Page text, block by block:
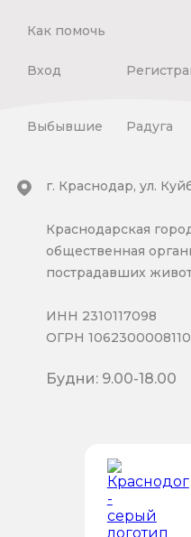
Как помочь
Вход
Выбывшие Радуга
г. Краснодар, ул.
Краснодарская
общественная
пострадавших
ИНН 2310117098
ОГРН 1062300008110
Будни: 9.00-18.00